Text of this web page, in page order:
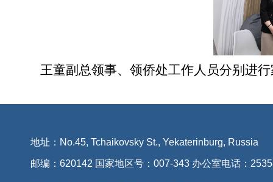
王童副总领事、领侨处工作人员分别进
地址：No.45, Tchaikovsky St., Yekaterinburg, Russia
邮编：620142 国家地区号：007-343 办公室电话：